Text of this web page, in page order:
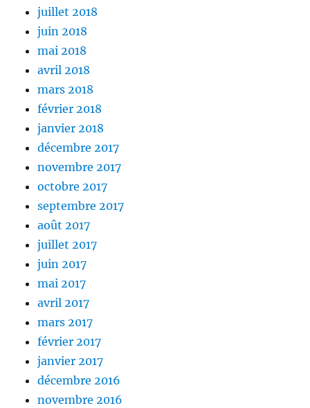
juillet 2018
juin 2018
mai 2018
avril 2018
mars 2018
février 2018
janvier 2018
décembre 2017
novembre 2017
octobre 2017
septembre 2017
août 2017
juillet 2017
juin 2017
mai 2017
avril 2017
mars 2017
février 2017
janvier 2017
décembre 2016
novembre 2016